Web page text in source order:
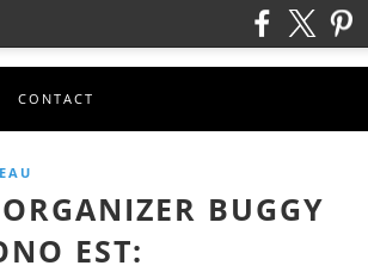
CONTACT
BUGGY
EST: